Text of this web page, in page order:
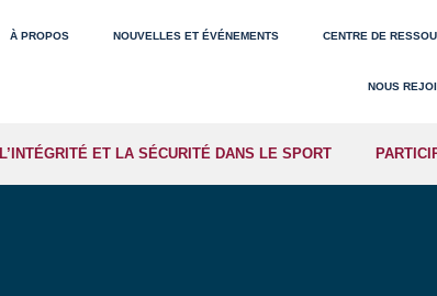
À PROPOS NOUVELLES ET ÉVÉNEMENTS CENTRE DE
NOUS
L’INTÉGRITÉ ET LA SÉCURITÉ DANS LE SPORT